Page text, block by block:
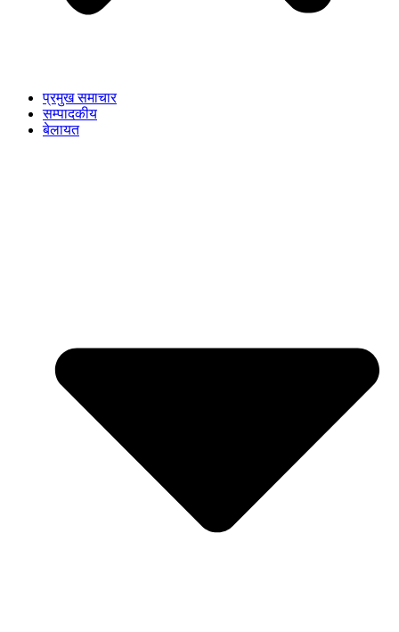
प्रमुख समाचार
सम्पादकीय
बेलायत